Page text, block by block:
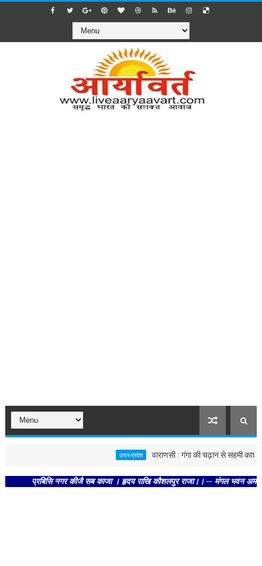
उत्तर-प्रदेश वाराणसी : गंगा की चढ़ान से सहमी काशी : छूने
प्रबिसि नगर कीजै सब काजा । हृदय राखि कौशलपुर राजा।। -- मंगल भवन अमंगल